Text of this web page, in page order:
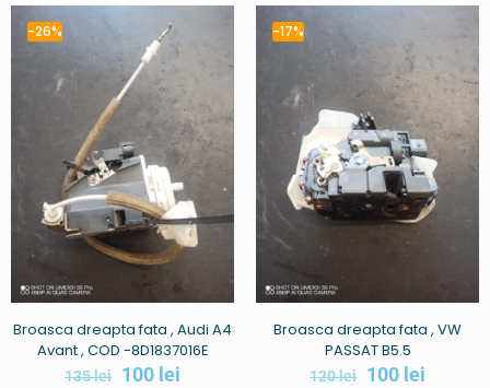
-26%
Broasca dreapta fata , Audi A4
Avant , COD -8D1837016E
135lei 100 lei
-17%
Broasca dreapta fata , VW
PASSAT B5.5
120lei 100 lei